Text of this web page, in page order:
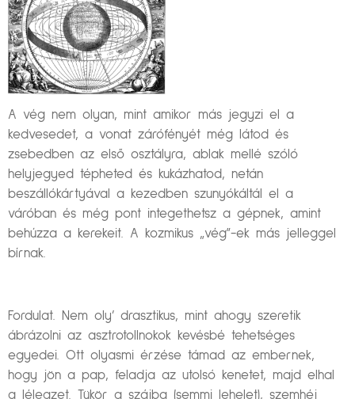
A vég nem olyan, mint amikor más jegyzi el a
kedvesedet, a vonat zárófényét még látod és
zsebedben az első osztályra, ablak mellé szóló
helyjegyed tépheted és kukázhatod, netán
beszállókártyával a kezedben szunyókáltál el a
váróban és még pont integethetsz a gépnek, amint
behúzza a kerekeit. A kozmikus „vég”-ek más jelleggel
bírnak.
Fordulat. Nem oly’ drasztikus, mint ahogy szeretik
ábrázolni az asztrotollnokok kevésbé tehetséges
egyedei. Ott olyasmi érzése támad az embernek,
hogy jön a pap, feladja az utolsó kenetet, majd elhal
a lélegzet. Tükör a szájba (semmi lehelet), szemhéj